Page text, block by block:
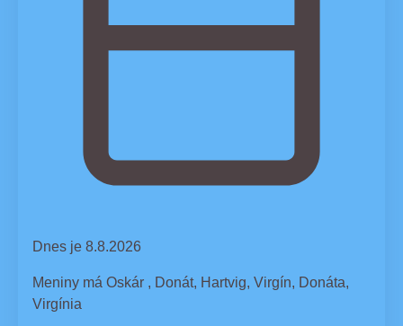
Dnes je 8.8.2026
Meniny má Oskár , Donát, Hartvig, Virgín, Donáta,
Virgínia